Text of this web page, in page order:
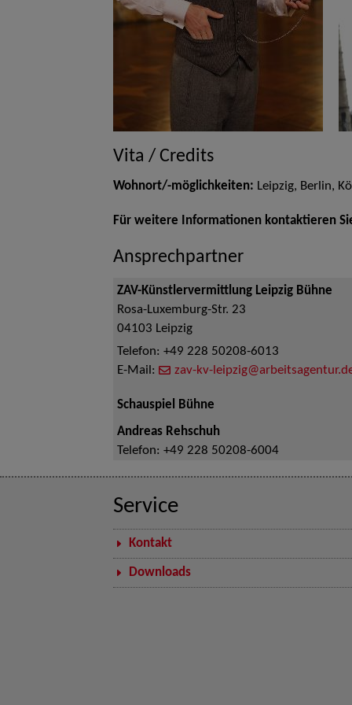
Vita / Credits
Wohnort/-möglichkeiten: Leipzig, Berlin,
Für weitere Informationen kontaktieren
Ansprechpartner
ZAV-Künstlervermittlung Leipzig Bühne
Rosa-Luxemburg-Str. 23
04103 Leipzig
Telefon: +49 228 50208-6013
E-Mail:
zav-kv-
Schauspiel Bühne
Andreas Rehschuh
Telefon: +49 228 50208-6004
Service
Kontakt
Downloads